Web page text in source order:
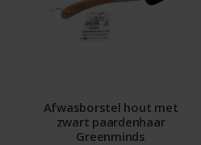
Afwasborstel hout met
zwart paardenhaar
Greenminds